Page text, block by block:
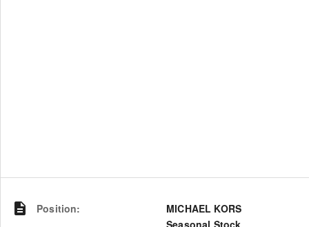
Position:
MICHAEL KORS
Seasonal Stock